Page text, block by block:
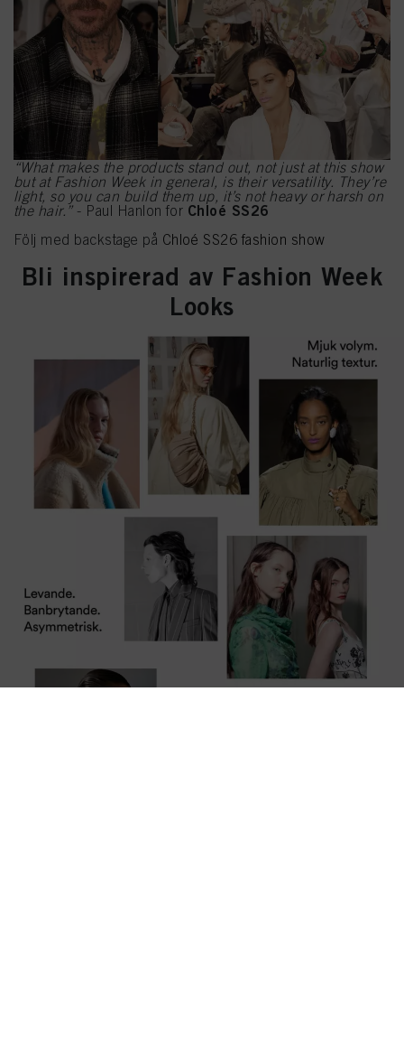
“What makes the products stand out, not just at this show
but at Fashion Week in general, is their versatility. They’re
light, so you can build them up, it’s not heavy or harsh on
the hair.”- Paul Hanlon for Chloé SS26
Följ med backstage på Chloé SS26 fashion show
Bli inspirerad av Fashion Week
Looks